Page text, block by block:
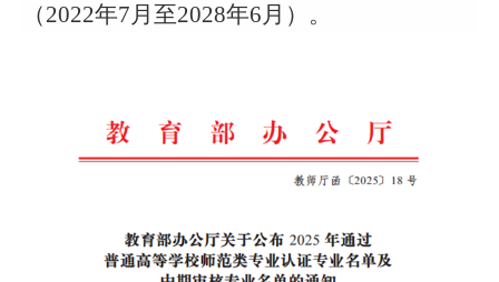
（2022年7月至2028年6月）。